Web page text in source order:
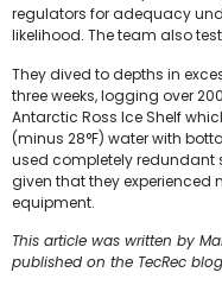
regulators for adequacy
likelihood. The team also
They dived to depths in
three weeks, logging over
Antarctic Ross Ice Shelf
(minus 28°F) water with
used completely redundant
given that they experienced
equipment.
This article was written by
published on the TecRec